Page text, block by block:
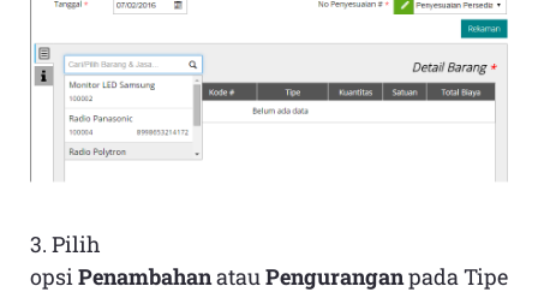
3. Pilih
opsi Penambahanatau Penguranganpada Tipe